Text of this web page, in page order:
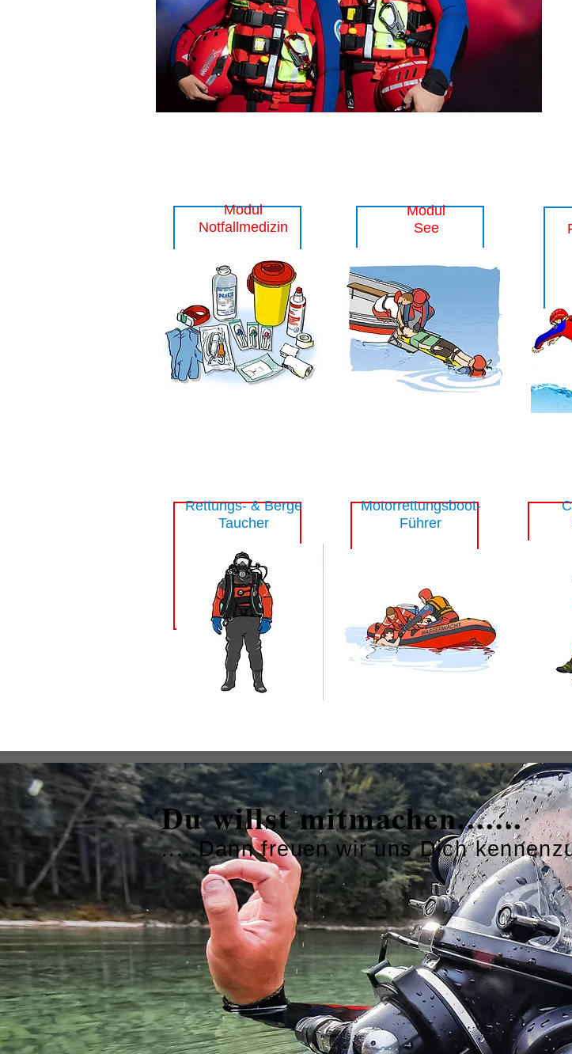
Modul
Notfallmedizin
Modul
See
Rettungs- & Berge
Taucher
Motorrettungsboot-
Führer
Du willst mitmachen.......
.....Dann freuen wir uns Dich